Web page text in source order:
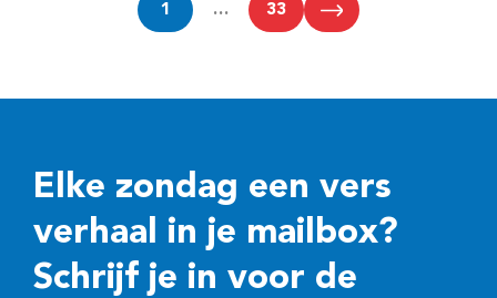
1 … 33
Elke zondag een vers
verhaal in je mailbox?
Schrijf je in voor de